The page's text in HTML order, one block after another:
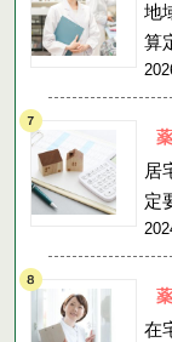
地
算
居
定
在